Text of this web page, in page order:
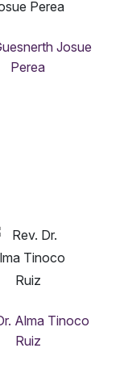
Josue
Perea
Alma Tinoco
Ruiz